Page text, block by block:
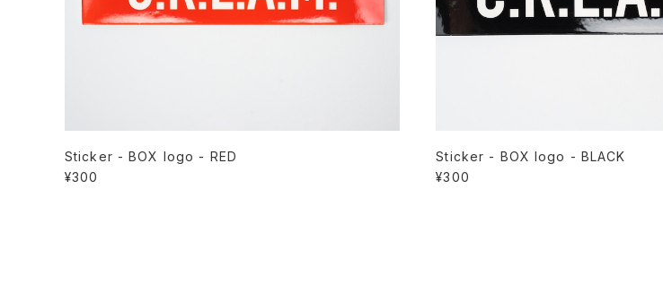
Sticker - BOX logo - RED
¥300
Sticker - BOX logo - BLACK
¥300